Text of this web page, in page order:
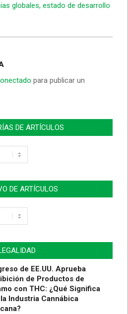
globales, estado de desarrollo
para publicar un
DE ARTÍCULOS
DE ARTÍCULOS
de EE.UU. Aprueba
de Productos de
con THC: ¿Qué Significa
Industria Cannábica